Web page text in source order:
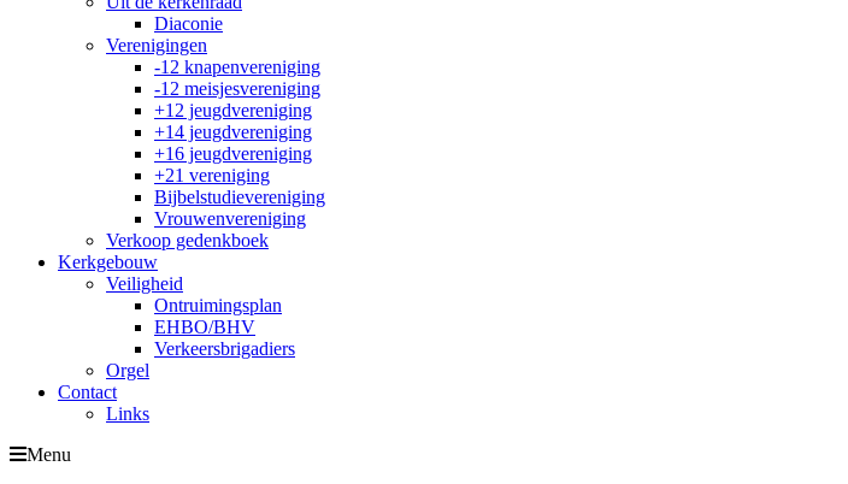
Diaconie
Verenigingen
-12 knapenvereniging
-12 meisjesvereniging
+12 jeugdvereniging
+14 jeugdvereniging
+16 jeugdvereniging
+21 vereniging
Bijbelstudievereniging
Vrouwenvereniging
Verkoop gedenkboek
Kerkgebouw
Veiligheid
Ontruimingsplan
EHBO/BHV
Verkeersbrigadiers
Orgel
Contact
Links
Menu